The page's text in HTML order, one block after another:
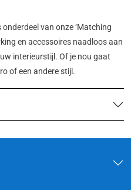
onderdeel van onze ‘Matching
en accessoires naadloos aan
interieurstijl. Of je nou gaat
of een andere stijl.